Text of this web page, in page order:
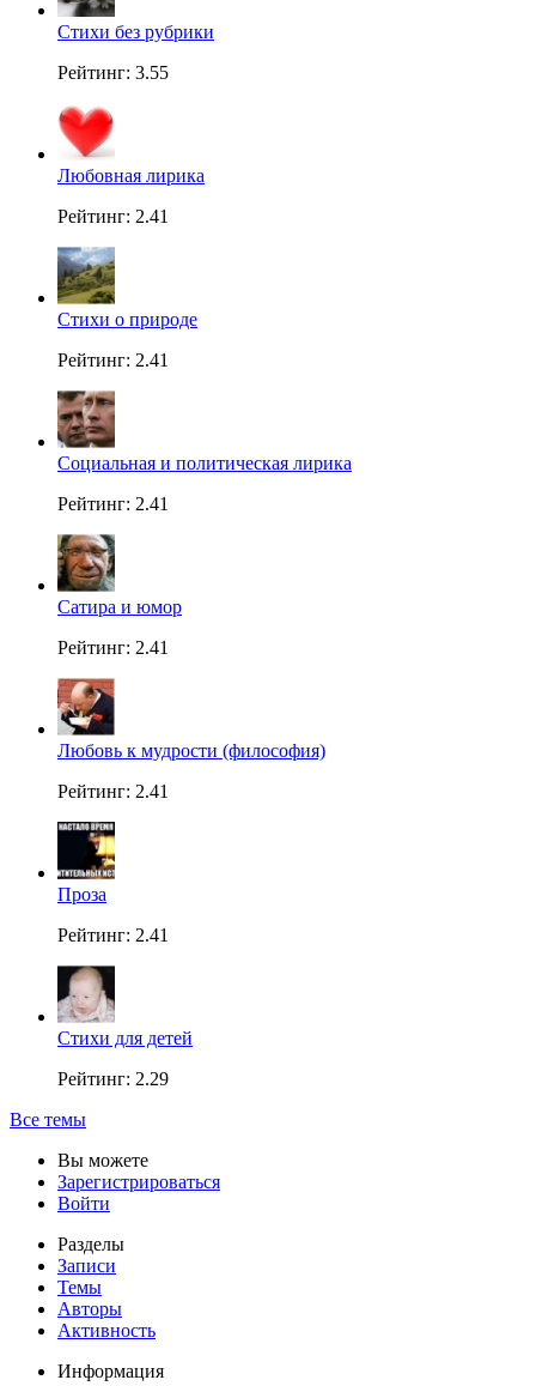
Стихи без рубрики
Рейтинг: 3.55
Любовная лирика
Рейтинг: 2.41
Стихи о природе
Рейтинг: 2.41
Социальная и политическая лирика
Рейтинг: 2.41
Сатира и юмор
Рейтинг: 2.41
Любовь к мудрости (философия)
Рейтинг: 2.41
Проза
Рейтинг: 2.41
Стихи для детей
Рейтинг: 2.29
Все темы
Вы можете
Зарегистрироваться
Войти
Разделы
Записи
Темы
Авторы
Активность
Информация